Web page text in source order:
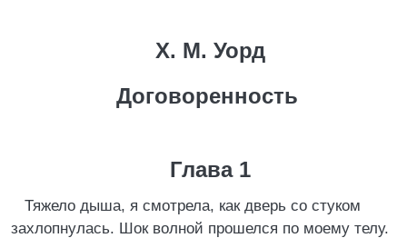
Х. М. Уорд
Договоренность
Глава 1
Тяжело дыша, я смотрела, как дверь со стуком
захлопнулась. Шок волной прошелся по моему телу.